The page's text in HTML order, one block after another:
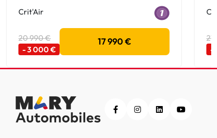
Crit'Air
20 990 €
- 3 000 €
17 990 €
21
-